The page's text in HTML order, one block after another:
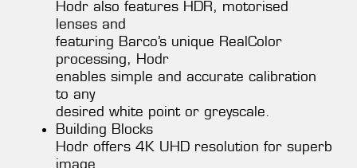
Hodr also features HDR, motorised
lenses and
featuring Barco’s unique RealColor
processing, Hodr
enables simple and accurate calibration
to any
desired white point or greyscale.
Building Blocks
Hodr offers 4K UHD resolution for superb
image